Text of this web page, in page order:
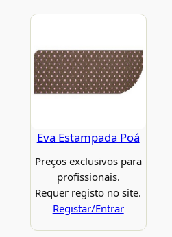
Eva Estampada Poá
Preços exclusivos para
profissionais.
Requer registo no site.
Registar/Entrar